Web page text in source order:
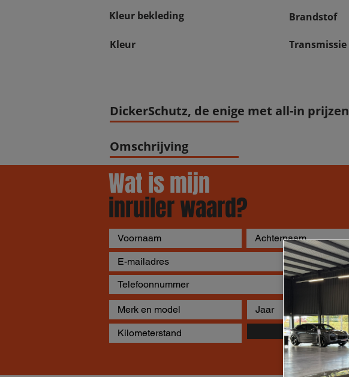
Kleur bekleding
Kleur
Brandstof
Transmissie
DickerSchutz, de enige met all-in prijzen
Omschrijving
Wat is mijn
inruiler waard?
Verzenden